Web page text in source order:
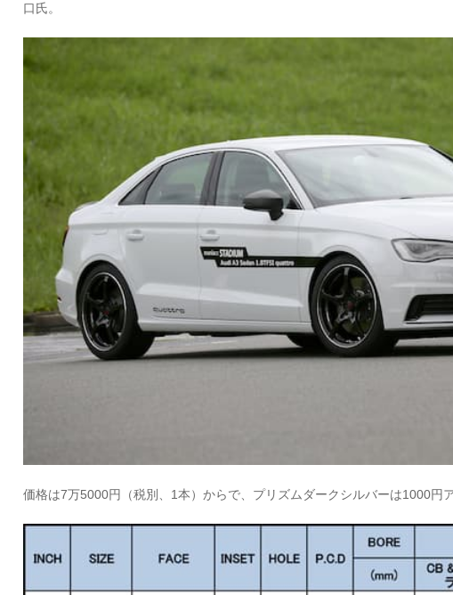
口氏。
価格は7万5000円（税別、1本）からで、プリズムダークシルバーは1000円